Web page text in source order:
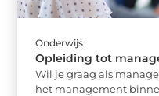
Onderwijs
Opleiding tot
Wil je graag als
het management